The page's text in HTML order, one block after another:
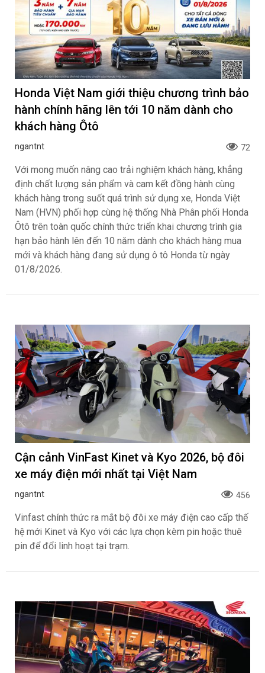
Honda Việt Nam giới thiệu chương trình bảo
hành chính hãng lên tới 10 năm dành cho
khách hàng Ôtô
ngantnt 72
Với mong muốn nâng cao trải nghiệm khách hàng, khẳng
định chất lượng sản phẩm và cam kết đồng hành cùng
khách hàng trong suốt quá trình sử dụng xe, Honda Việt
Nam (HVN) phối hợp cùng hệ thống Nhà Phân phối Honda
Ôtô trên toàn quốc chính thức triển khai chương trình gia
hạn bảo hành lên đến 10 năm dành cho khách hàng mua
mới và khách hàng đang sử dụng ô tô Honda từ ngày
01/8/2026.
Cận cảnh VinFast Kinet và Kyo 2026, bộ đôi
xe máy điện mới nhất tại Việt Nam
ngantnt 456
Vinfast chính thức ra mắt bộ đôi xe máy điện cao cấp thế
hệ mới Kinet và Kyo với các lựa chọn kèm pin hoặc thuê
pin để đổi linh hoạt tại trạm.